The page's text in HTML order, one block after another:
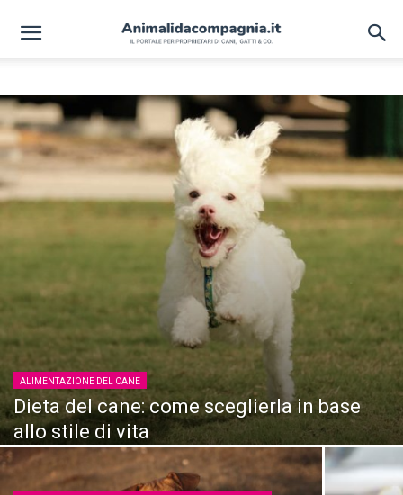
CASUALE
ALIMENTAZIONE DEL CANE
Dieta del cane: come sceglierla in base
allo stile di vita